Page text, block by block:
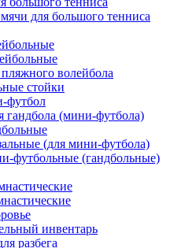
для большого тенниса
волейбола
стойки
футбол
гандбола (мини-футбола)
(для мини-футбола)
футбольные (гандбольные)
инвентарь
разбега